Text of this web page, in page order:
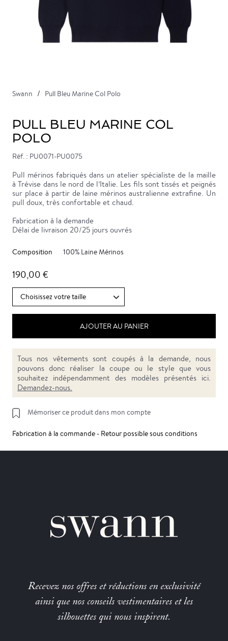
Swann Pull Bleu Marine Col Polo
PULL BLEU MARINE COL
POLO
Réf. : PU0071-PU0075
Pull mérinos fabriqués dans un atelier spécialiste de la maille
à Trévise dans le nord de l’Italie. Les fils sont tissés et peignés
sur place à partir de laine mérinos australienne extrafine. Un
pull doux, très confortable et chaud.
Fabrication à la demande
Délai de livraison 20/25 jours ouvrés
Composition 100% Laine Mérinos
190,00 €
AJOUTER AU PANIER
Tous nos vêtements sont coupés à la demande, nous
pouvons donc réaliser la coupe ou le style que vous
souhaitez indépendamment des modèles présentés ici.
Demandez-nous.
Mémoriser ce produit dans mon compte
Fabrication à la commande - Retour possible sous conditions
Recevez nos offres et réductions en exclusivité
ainsi que nos conseils vestimentaires et les
silhouettes qui nous inspirent.